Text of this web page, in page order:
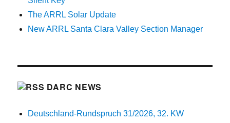
The ARRL Solar Update
New ARRL Santa Clara Valley Section Manager
DARC NEWS
Deutschland-Rundspruch 31/2026, 32. KW